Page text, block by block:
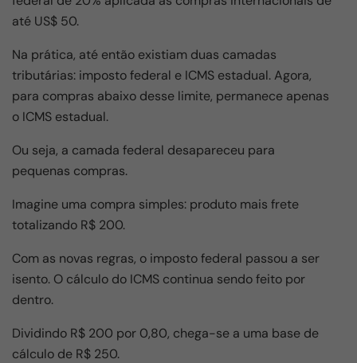
até US$ 50.
Na prática, até então existiam duas camadas
tributárias: imposto federal e ICMS estadual. Agora,
para compras abaixo desse limite, permanece apenas
o ICMS estadual.
Ou seja, a camada federal desapareceu para
pequenas compras.
Imagine uma compra simples: produto mais frete
totalizando R$ 200.
Com as novas regras, o imposto federal passou a ser
isento. O cálculo do ICMS continua sendo feito por
dentro.
Dividindo R$ 200 por 0,80, chega-se a uma base de
cálculo de R$ 250.